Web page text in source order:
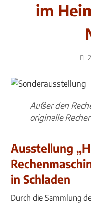
im
Außer den
originelle
Ausstellung
in Schladen
Durch die Sammlung